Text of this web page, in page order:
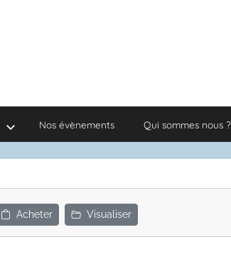
Nos évènements Qui sommes nous ?
Acheter Visualiser